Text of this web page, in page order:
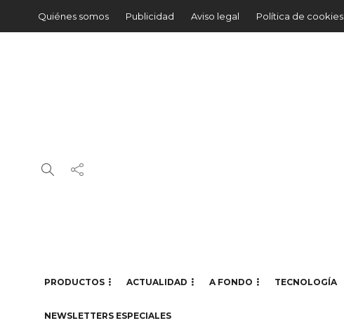
Quiénes somos Publicidad Aviso legal Política de cookies
PRODUCTOS ACTUALIDAD A FONDO TECNOLOGÍA
NEWSLETTERS ESPECIALES